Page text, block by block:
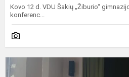
Kovo 12 d. VDU Šakių „Žiburio“
konferenc...